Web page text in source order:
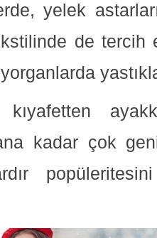
yelek
de tercih
kadar çok